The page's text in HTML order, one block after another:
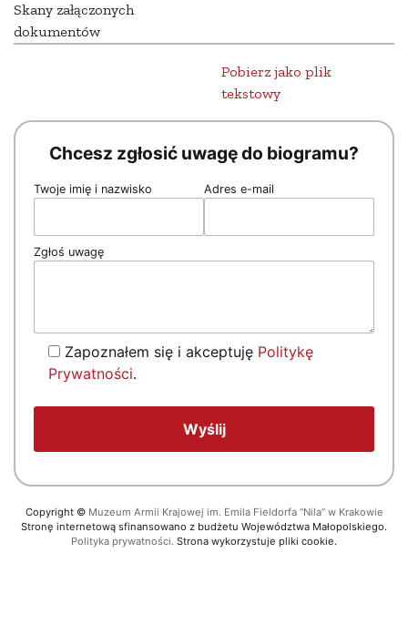
Skany załączonych
dokumentów
Pobierz jako plik
tekstowy
Chcesz zgłosić uwagę do biogramu?
Twoje imię i nazwisko Adres e-mail
Zgłoś uwagę
Zapoznałem się i akceptuję Politykę
Prywatności.
Copyright © Muzeum Armii Krajowej im. Emila Fieldorfa “Nila” w Krakowie
Stronę internetową sfinansowano z budżetu Województwa Małopolskiego.
Polityka prywatności. Strona wykorzystuje pliki cookie.